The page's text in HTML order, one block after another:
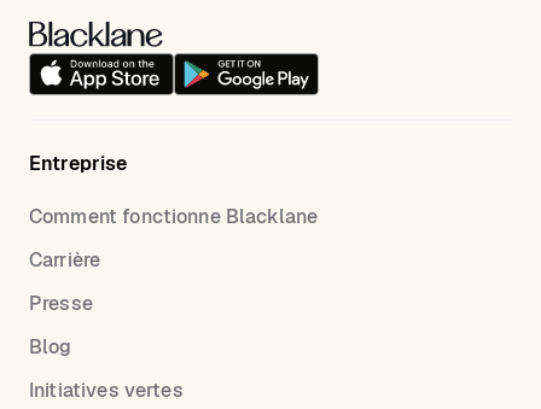
Entreprise
Comment fonctionne Blacklane
Carrière
Presse
Blog
Initiatives vertes